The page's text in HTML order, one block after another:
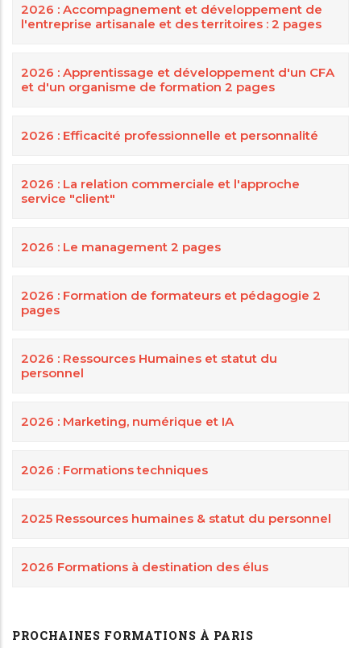
2026 : Accompagnement et développement de
l'entreprise artisanale et des territoires : 2 pages
2026 : Apprentissage et développement d'un CFA
et d'un organisme de formation 2 pages
2026 : Efficacité professionnelle et personnalité
2026 : La relation commerciale et l'approche
service "client"
2026 : Le management 2 pages
2026 : Formation de formateurs et pédagogie 2
pages
2026 : Ressources Humaines et statut du
personnel
2026 : Marketing, numérique et IA
2026 : Formations techniques
2025 Ressources humaines & statut du personnel
2026 Formations à destination des élus
PROCHAINES FORMATIONS À PARIS